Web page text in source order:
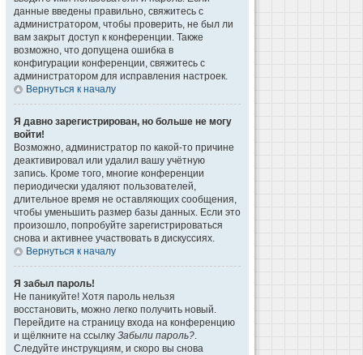
данные введены правильно, свяжитесь с
администратором, чтобы проверить, не был ли
вам закрыт доступ к конференции. Также
возможно, что допущена ошибка в
конфигурации конференции, свяжитесь с
администратором для исправления настроек.
Вернуться к началу
Я давно зарегистрирован, но больше не могу
войти!
Возможно, администратор по какой-то причине
деактивировал или удалил вашу учётную
запись. Кроме того, многие конференции
периодически удаляют пользователей,
длительное время не оставляющих сообщения,
чтобы уменьшить размер базы данных. Если это
произошло, попробуйте зарегистрироваться
снова и активнее участвовать в дискуссиях.
Вернуться к началу
Я забыл пароль!
Не паникуйте! Хотя пароль нельзя
восстановить, можно легко получить новый.
Перейдите на страницу входа на конференцию
и щёлкните на ссылку Забыли пароль?.
Следуйте инструкциям, и скоро вы снова